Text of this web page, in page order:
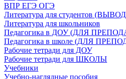
ВПР ЕГЭ ОГЭ
Литература для студентов
Литература для школьников
Педагогика в ДОУ (ДЛЯ
Педагогика в школе (ДЛЯ
Рабочие тетради для ДОУ
Рабочие тетради для ШКОЛЫ
Учебники
Учебно-наглядные пособия